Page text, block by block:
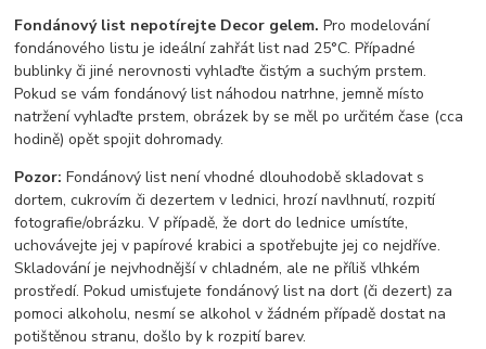
Fondánový list nepotírejte Decor gelem. Pro modelování
fondánového listu je ideální zahřát list nad 25°C. Případné
bublinky či jiné nerovnosti vyhlaďte čistým a suchým prstem.
Pokud se vám fondánový list náhodou natrhne, jemně místo
natržení vyhlaďte prstem, obrázek by se měl po určitém čase (cca
hodině) opět spojit dohromady.
Pozor: Fondánový list není vhodné dlouhodobě skladovat s
dortem, cukrovím či dezertem v lednici, hrozí navlhnutí, rozpití
fotografie/obrázku. V případě, že dort do lednice umístíte,
uchovávejte jej v papírové krabici a spotřebujte jej co nejdříve.
Skladování je nejvhodnější v chladném, ale ne příliš vlhkém
prostředí. Pokud umisťujete fondánový list na dort (či dezert) za
pomoci alkoholu, nesmí se alkohol v žádném případě dostat na
potištěnou stranu, došlo by k rozpití barev.